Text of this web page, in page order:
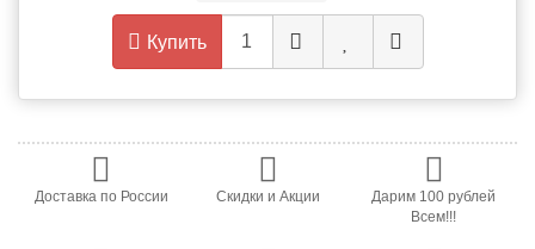
Купить
Доставка по России Скидки и Акции
Дарим 100 рублей
Всем!!!